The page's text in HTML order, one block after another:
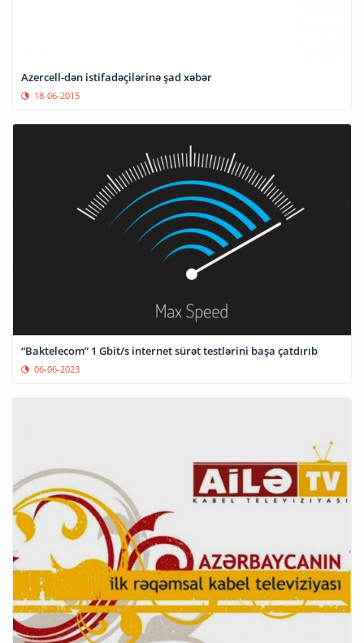
Azercell-dən istifadəçilərinə şad xəbər
18-06-2015
“Baktelecom” 1 Gbit/s internet sürət testlərini başa çatdırıb
06-06-2023